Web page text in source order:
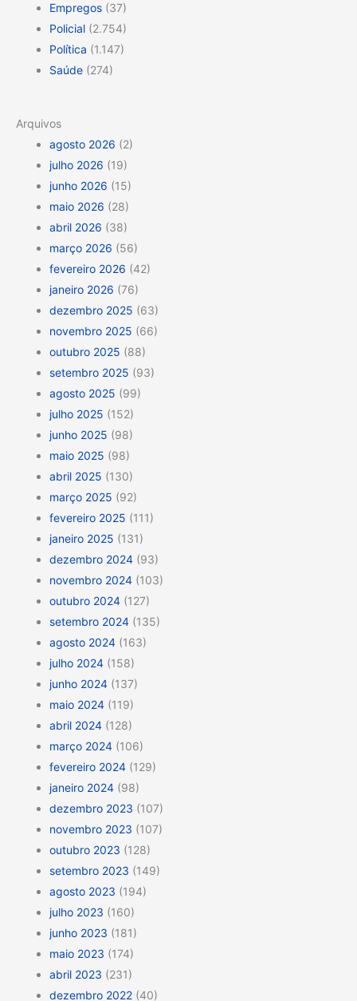
Empregos (37)
Policial (2.754)
Política (1.147)
Saúde (274)
Arquivos
agosto 2026 (2)
julho 2026 (19)
junho 2026 (15)
maio 2026 (28)
abril 2026 (38)
março 2026 (56)
fevereiro 2026 (42)
janeiro 2026 (76)
dezembro 2025 (63)
novembro 2025 (66)
outubro 2025 (88)
setembro 2025 (93)
agosto 2025 (99)
julho 2025 (152)
junho 2025 (98)
maio 2025 (98)
abril 2025 (130)
março 2025 (92)
fevereiro 2025 (111)
janeiro 2025 (131)
dezembro 2024 (93)
novembro 2024 (103)
outubro 2024 (127)
setembro 2024 (135)
agosto 2024 (163)
julho 2024 (158)
junho 2024 (137)
maio 2024 (119)
abril 2024 (128)
março 2024 (106)
fevereiro 2024 (129)
janeiro 2024 (98)
dezembro 2023 (107)
novembro 2023 (107)
outubro 2023 (128)
setembro 2023 (149)
agosto 2023 (194)
julho 2023 (160)
junho 2023 (181)
maio 2023 (174)
abril 2023 (231)
dezembro 2022 (40)